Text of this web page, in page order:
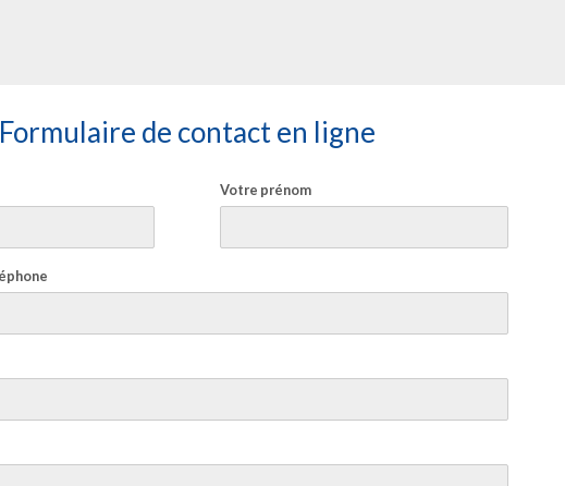
Formulaire de contact en ligne
Votre prénom